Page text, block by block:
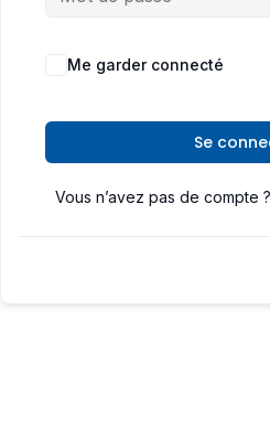
Me garder connecté
Se
Vous n’avez pas de compte ?